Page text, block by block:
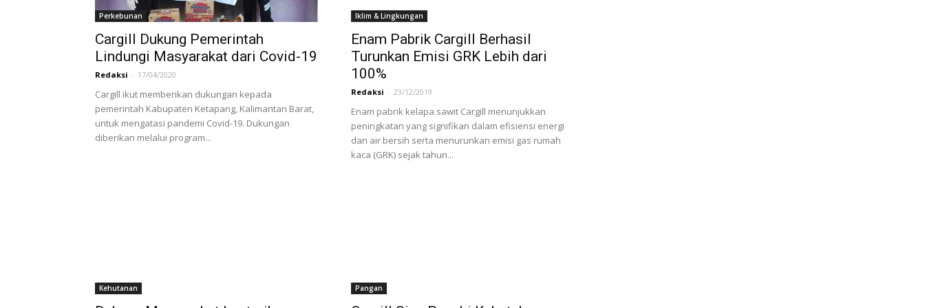
Perkebunan
Cargill Dukung Pemerintah
Lindungi Masyarakat dari Covid-19
Redaksi - 17/04/2020
Cargill ikut memberikan dukungan kepada
pemerintah Kabupaten Ketapang, Kalimantan Barat,
untuk mengatasi pandemi Covid-19. Dukungan
diberikan melalui program...
Iklim & Lingkungan
Enam Pabrik Cargill Berhasil
Turunkan Emisi GRK Lebih dari
100%
Redaksi - 23/12/2019
Enam pabrik kelapa sawit Cargill menunjukkan
peningkatan yang signifikan dalam efisiensi energi
dan air bersih serta menurunkan emisi gas rumah
kaca (GRK) sejak tahun...
Kehutanan Pangan